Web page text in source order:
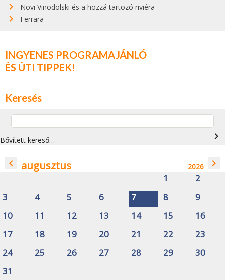
Novi Vinodolski és a hozzá tartozó riviéra
Ferrara
INGYENES PROGRAMAJÁNLÓ
ÉS ÚTI TIPPEK!
Keresés
Bővített kereső… navigate_next
navigate_before augusztus 2026 navigate_next
1
2
3
4 5 6 7 8
9
10
11 12 13 14 15
16
17
18 19 20 21 22
23
24
25 26 27 28 29
30
31